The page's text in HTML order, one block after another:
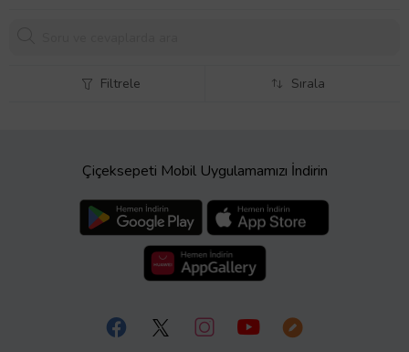
Filtrele Sırala
Çiçeksepeti Mobil Uygulamamızı İndirin